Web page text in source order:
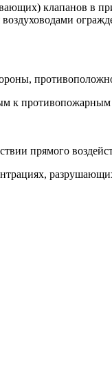
клапанов в
воздуховодами
к
прямого